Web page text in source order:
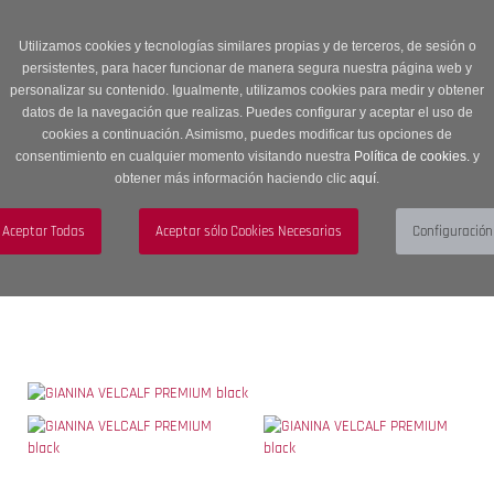
Utilizamos cookies y tecnologías similares propias y de terceros, de sesión o
persistentes, para hacer funcionar de manera segura nuestra página web y
personalizar su contenido. Igualmente, utilizamos cookies para medir y obtener
datos de la navegación que realizas. Puedes configurar y aceptar el uso de
cookies a continuación. Asimismo, puedes modificar tus opciones de
consentimiento en cualquier momento visitando nuestra Política de cookies.y
obtener más información haciendo clic aquí.
descuento en Sección OUTLET con código OUTLET20
navigation
Menú